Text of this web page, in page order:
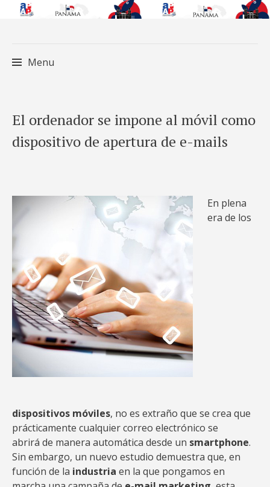
Menu
to
content
El ordenador se impone al móvil como
dispositivo de apertura de e-mails
En plena
era de los
dispositivos móviles, no es extraño que se crea que
prácticamente cualquier correo electrónico se
abrirá de manera automática desde un smartphone.
Sin embargo, un nuevo estudio demuestra que, en
función de la industria en la que pongamos en